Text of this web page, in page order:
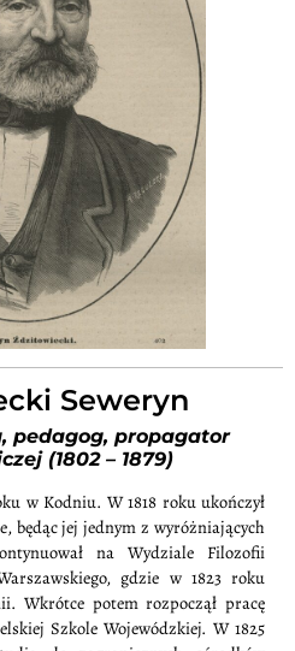
Seweryn
pedagog, propagator
(1802 – 1879)
w Kodniu. W 1818 roku ukończył
będąc jej jednym z wyróżniających
na Wydziale Filozofii
gdzie w 1823 roku
Wkrótce potem rozpoczął pracę
Szkole Wojewódzkiej. W 1825